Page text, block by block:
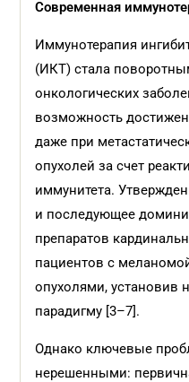
Современная
Иммунотерапия
(ИКТ) стала
онкологических
возможность
даже при
опухолей за счет
иммунитета.
и последующее
препаратов
пациентов с
опухолями, установив
парадигму [3–7].
Однако ключевые
нерешенными: